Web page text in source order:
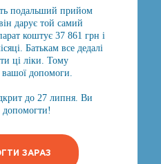
подальший прийом
дарує той самий
коштує 37 861 грн і
Батькам все дедалі
ці ліки. Тому
вашої допомоги.
до 27 липня. Ви
допомогти!
ЗАРАЗ